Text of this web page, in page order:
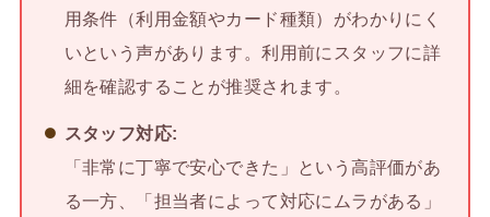
用条件（利用金額やカード種類）がわかりにく
いという声があります。利用前にスタッフに詳
細を確認することが推奨されます。
スタッフ対応:
「非常に丁寧で安心できた」という高評価があ
る一方、「担当者によって対応にムラがある」